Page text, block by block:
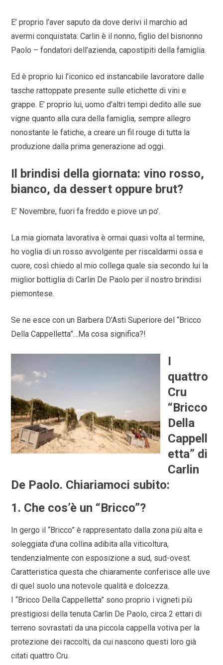
E’ proprio l’aver saputo da dove derivi il marchio ad
avermi conquistata: Carlin è il nonno, figlio del bisnonno
Paolo – fondatori dell’azienda, capostipiti della famiglia.
Ed è proprio lui l’iconico ed instancabile lavoratore dalle
tasche rattoppate presente sulle etichette di vini e
grappe. E’ proprio lui, uomo d’altri tempi dedito alle sue
vigne quanto alla cura della famiglia, sempre allegro
nonostante le fatiche, a creare un fil rouge di tutta la
produzione dalla prima generazione ad oggi.
Il brindisi della giornata: vino rosso,
bianco, da dessert oppure brut?
E’ Novembre, fuori fa freddo e piove un po’.
La mia giornata lavorativa è ormai quasi volta al termine,
ho voglia di un rosso avvolgente per riscaldarmi ossa e
cuore, così chiedo al mio collega quale sia secondo lui la
miglior bottiglia di Carlin De Paolo per il nostro brindisi
piemontese.
Se ne esce con un Barbera D’Asti Superiore del “Bricco
Della Cappelletta”…Ma cosa significa?!
I
quattro
Cru
“Bricco
Della
Cappell
etta” di
Carlin
De Paolo. Chiariamoci subito:
1. Che cos’è un “Bricco”?
In gergo il “Bricco” è rappresentato dalla zona più alta e
soleggiata d’una collina adibita alla viticoltura,
tendenzialmente con esposizione a sud, sud-ovest.
Caratteristica questa che chiaramente conferisce alle uve
di quel suolo una notevole qualità e dolcezza.
I “Bricco Della Cappelletta” sono proprio i vigneti più
prestigiosi della tenuta Carlin De Paolo, circa 2 ettari di
terreno sovrastati da una piccola cappella votiva per la
protezione dei raccolti, da cui nascono questi loro già
citati quattro Cru.